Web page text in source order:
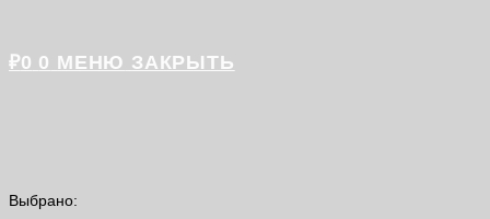
₽0 0 МЕНЮ ЗАКРЫТЬ
Выбрано: